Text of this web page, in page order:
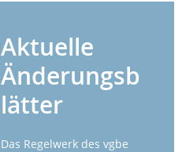
Aktuelle
Änderungsb
lätter
Das Regelwerk des vgbe